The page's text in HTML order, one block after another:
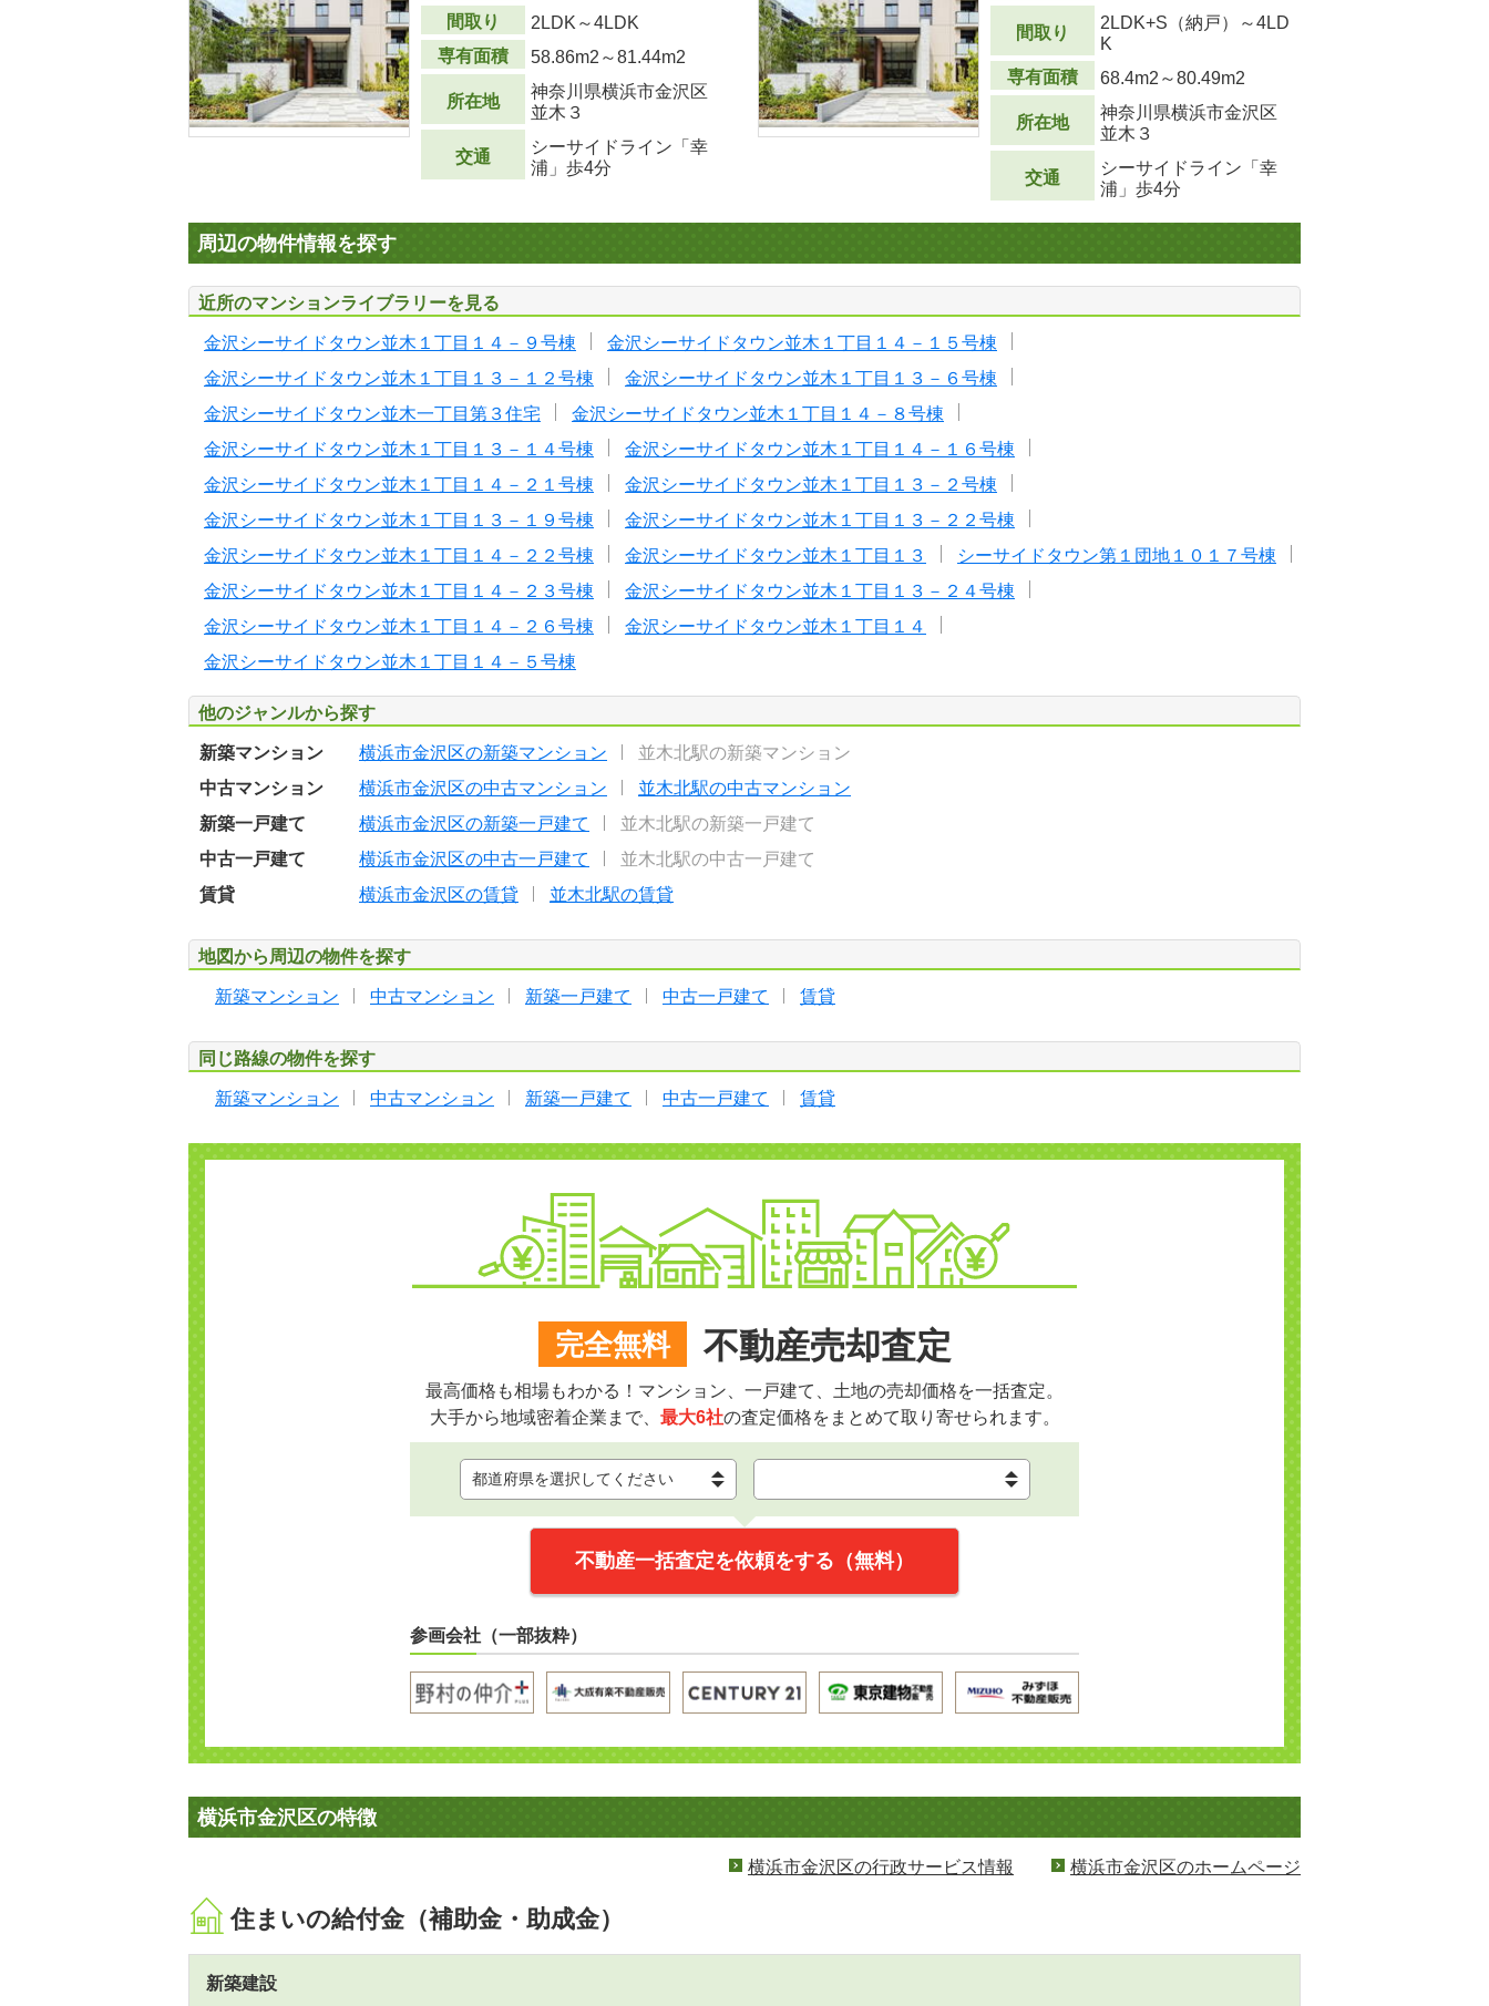
間取り
2LDK～4LDK
専有面積
58.86m2 ～81.44m2
所在地
神奈川県横浜市金沢区
並木３
交通
シーサイドライン「幸
浦」歩4分
間取り
2LDK+S（納戸）～4LD
K
専有面積
68.4m2 ～80.49m2
所在地
神奈川県横浜市金沢区
並木３
交通
シーサイドライン「幸
浦」歩4分
周辺の物件情報を探す
近所のマンションライブラリーを見る
金沢シーサイドタウン並木１丁目１４－９号棟
金沢シーサイドタウン並木１丁目１４－１５号棟
金沢シーサイドタウン並木１丁目１３－１２号棟
金沢シーサイドタウン並木１丁目１３－６号棟
金沢シーサイドタウン並木一丁目第３住宅
金沢シーサイドタウン並木１丁目１４－８号棟
金沢シーサイドタウン並木１丁目１３－１４号棟
金沢シーサイドタウン並木１丁目１４－１６号棟
金沢シーサイドタウン並木１丁目１４－２１号棟
金沢シーサイドタウン並木１丁目１３－２号棟
金沢シーサイドタウン並木１丁目１３－１９号棟
金沢シーサイドタウン並木１丁目１３－２２号棟
金沢シーサイドタウン並木１丁目１４－２２号棟
金沢シーサイドタウン並木１丁目１３
シーサイドタウン第１団地１０１７号棟
金沢シーサイドタウン並木１丁目１４－２３号棟
金沢シーサイドタウン並木１丁目１３－２４号棟
金沢シーサイドタウン並木１丁目１４－２６号棟
金沢シーサイドタウン並木１丁目１４
金沢シーサイドタウン並木１丁目１４－５号棟
他のジャンルから探す
新築マンション 横浜市金沢区の新築マンション
並木北駅の新築マンション
中古マンション
横浜市金沢区の中古マンション
並木北駅の中古マンション
新築一戸建て
横浜市金沢区の新築一戸建て
並木北駅の新築一戸建て
中古一戸建て
横浜市金沢区の中古一戸建て
並木北駅の中古一戸建て
賃貸
横浜市金沢区の賃貸 並木北駅の賃貸
地図から周辺の物件を探す
新築マンション 中古マンション 新築一戸建て 中古一戸建て 賃貸
同じ路線の物件を探す
新築マンション 中古マンション 新築一戸建て 中古一戸建て 賃貸
完全無料 不動産売却査定
最高価格も相場もわかる！マンション、一戸建て、土地の売却価格を一括査定。
大手から地域密着企業まで、 最大6社の査定価格をまとめて取り寄せられます。
不動産一括査定を依頼をする（無料）
参画会社（一部抜粋）
横浜市金沢区の特徴
横浜市金沢区の行政サービス情報 横浜市金沢区のホームページ
住まいの給付金（補助金・助成金）
新築建設